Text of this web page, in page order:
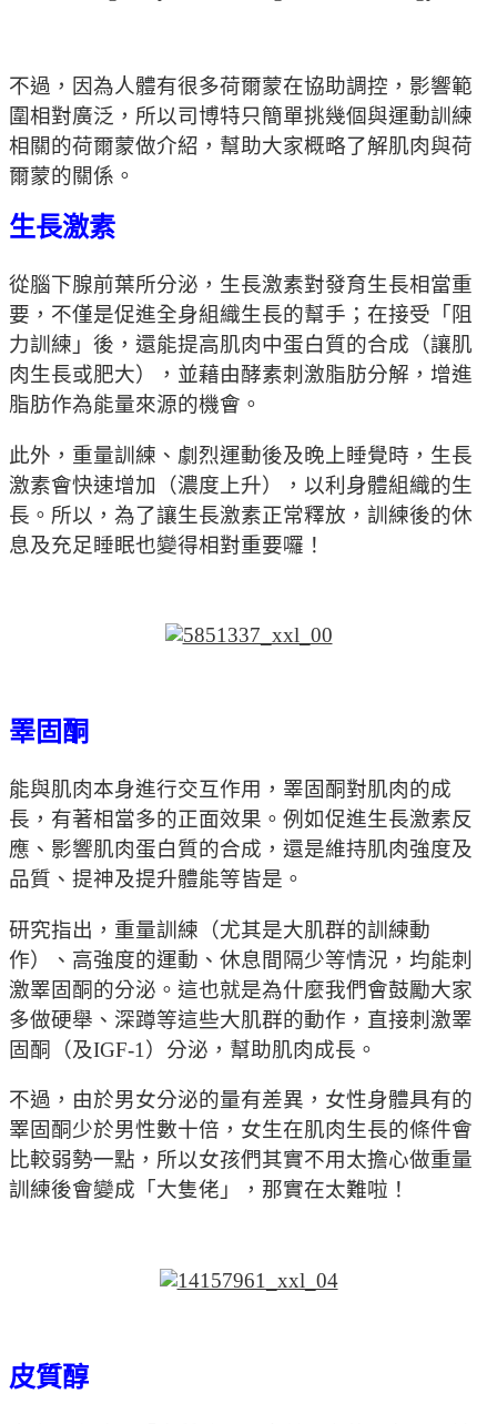
不過，因為人體有很多荷爾蒙在協助調控，影響範
圍相對廣泛，所以司博特只簡單挑幾個與運動訓練
相關的荷爾蒙做介紹，幫助大家概略了解肌肉與荷
爾蒙的關係。
生長激素
從腦下腺前葉所分泌，生長激素對發育生長相當重
要，不僅是促進全身組織生長的幫手；在接受「阻
力訓練」後，還能提高肌肉中蛋白質的合成（讓肌
肉生長或肥大），並藉由酵素刺激脂肪分解，增進
脂肪作為能量來源的機會。
此外，重量訓練、劇烈運動後及晚上睡覺時，生長
激素會快速增加（濃度上升），以利身體組織的生
長。所以，為了讓生長激素正常釋放，訓練後的休
息及充足睡眠也變得相對重要囉！
睪固酮
能與肌肉本身進行交互作用，睪固酮對肌肉的成
長，有著相當多的正面效果。例如促進生長激素反
應、影響肌肉蛋白質的合成，還是維持肌肉強度及
品質、提神及提升體能等皆是。
研究指出，重量訓練（尤其是大肌群的訓練動
作）、高強度的運動、休息間隔少等情況，均能刺
激睪固酮的分泌。這也就是為什麼我們會鼓勵大家
多做硬舉、深蹲等這些大肌群的動作，直接刺激睪
固酮（及IGF-1）分泌，幫助肌肉成長。
不過，由於男女分泌的量有差異，女性身體具有的
睪固酮少於男性數十倍，女生在肌肉生長的條件會
比較弱勢一點，所以女孩們其實不用太擔心做重量
訓練後會變成「大隻佬」，那實在太難啦！
皮質醇